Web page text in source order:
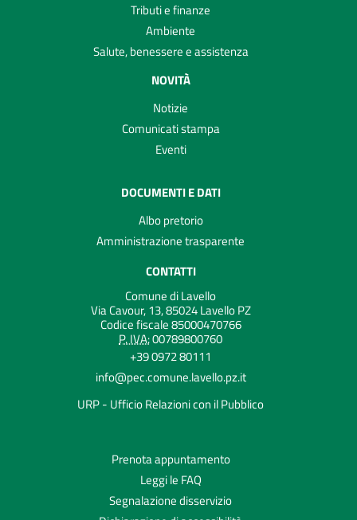
Tributi e finanze
Ambiente
Salute, benessere e assistenza
NOVITÀ
Notizie
Comunicati stampa
Eventi
DOCUMENTI E DATI
Albo pretorio
Amministrazione trasparente
CONTATTI
Comune di Lavello
Via Cavour, 13, 85024 Lavello PZ
Codice fiscale 85000470766
P. IVA:00789800760
+39 0972 80111
info@pec.comune.lavello.pz.it
URP - Ufficio Relazioni con il Pubblico
Prenota appuntamento
Leggi le FAQ
Segnalazione disservizio